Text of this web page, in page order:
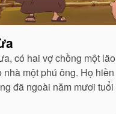
có hai vợ chồng một
nhà một phú ông. Họ
đã ngoài năm mươi